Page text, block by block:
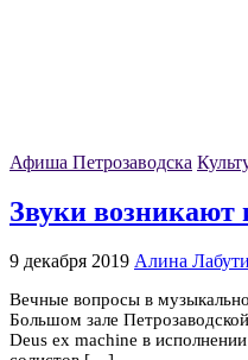
Афиша Петрозаводска
Звуки
9 декабря 2019 Алина
Вечные вопросы в
Большом зале
Deus ex machine в